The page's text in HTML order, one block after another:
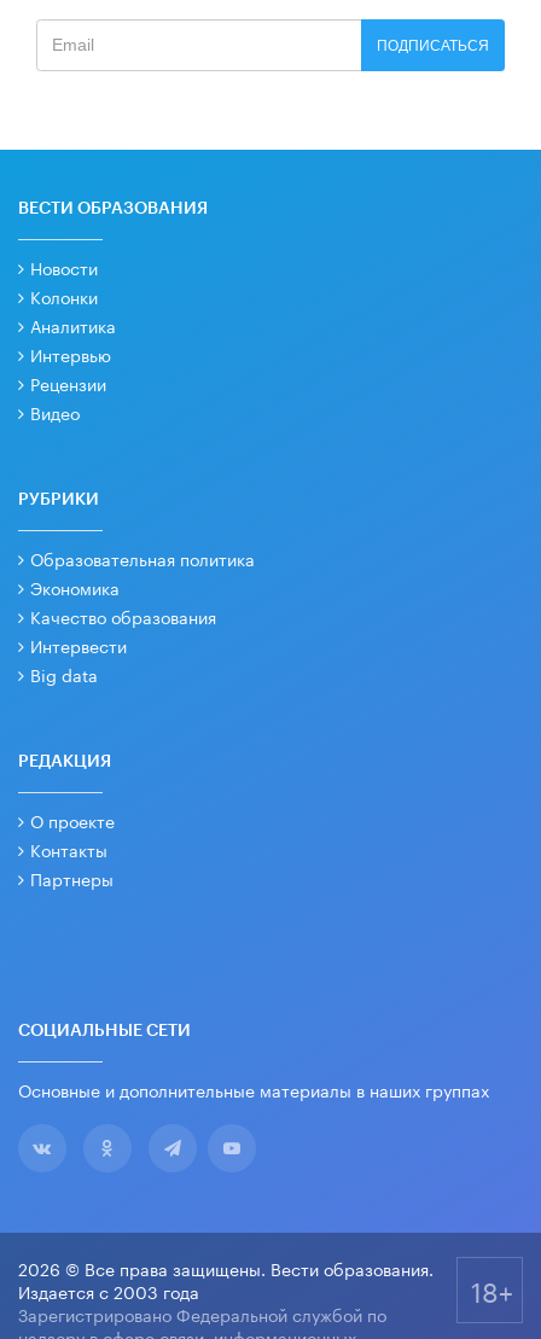
ПОДПИСАТЬСЯ
ВЕСТИ ОБРАЗОВАНИЯ
Новости
Колонки
Аналитика
Интервью
Рецензии
Видео
РУБРИКИ
Образовательная политика
Экономика
Качество образования
Интервести
Big data
РЕДАКЦИЯ
О проекте
Контакты
Партнеры
СОЦИАЛЬНЫЕ СЕТИ
Основные и дополнительные материалы в наших группах
2026 © Все права защищены. Вести образования.
Издается с 2003 года
Зарегистрировано Федеральной службой по
18+